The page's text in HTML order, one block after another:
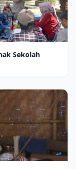
Sekolah